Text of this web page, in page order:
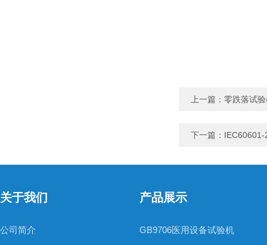
上一篇： 零跌落试
下一篇：
关于我们
公司简介
产品展示
GB9706医用设备试验机